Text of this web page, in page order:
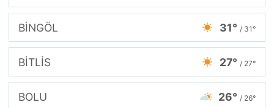
BİNGÖL 31° / 31°
BİTLİS 27° / 27°
BOLU 26° / 26°